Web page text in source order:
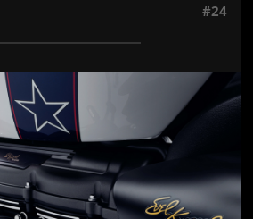
#24
Jön még kép!